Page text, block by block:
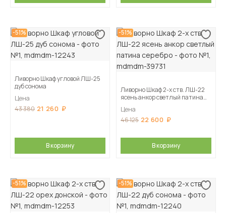
-51%
Ливорно Шкаф угловой ЛШ-25
дуб сонома
Цена
43 380 21 260
В корзину
-51%
Ливорно Шкаф 2-х ств. ЛШ-22
ясень анкор светлый патина
Цена
46 125 22 600
В корзину
-51% -51%